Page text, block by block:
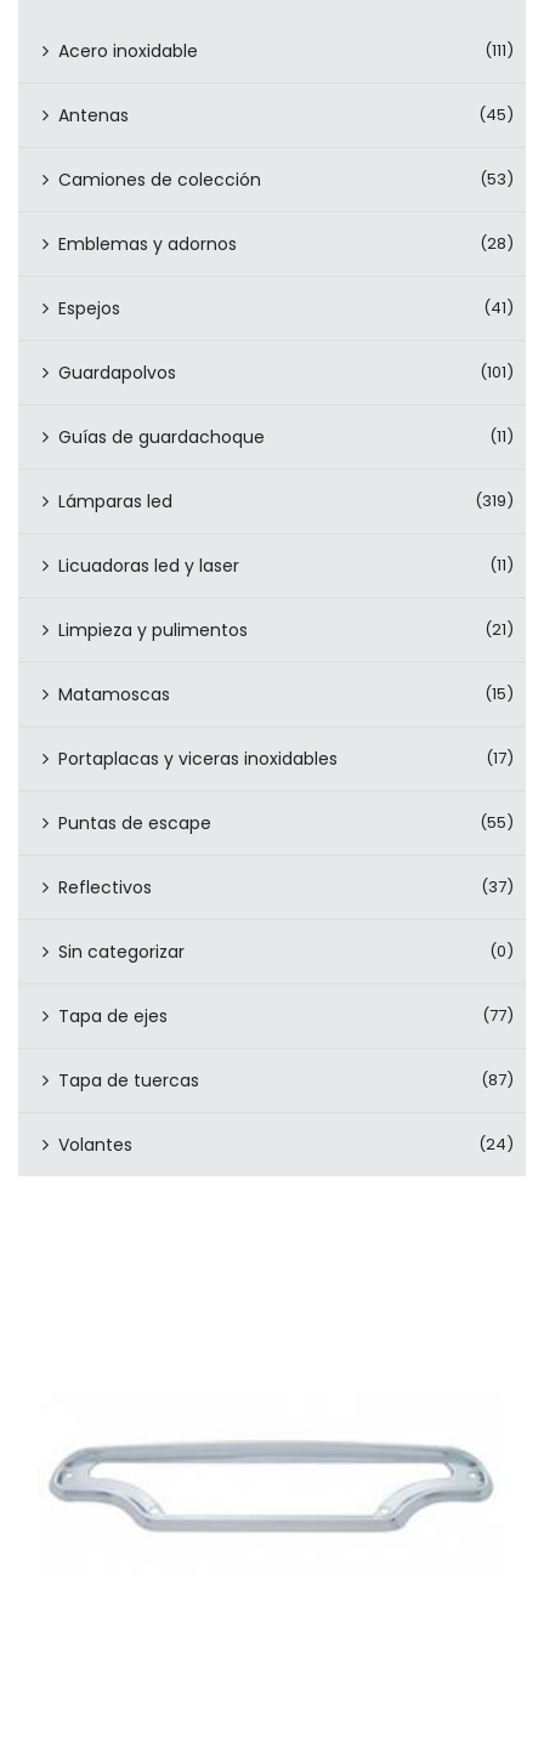
Acero inoxidable (111)
Antenas (45)
Camiones de colección (53)
Emblemas y adornos (28)
Espejos (41)
Guardapolvos (101)
Guías de guardachoque (11)
Lámparas led (319)
Licuadoras led y laser (11)
Limpieza y pulimentos (21)
Matamoscas (15)
Portaplacas y viceras inoxidables (17)
Puntas de escape (55)
Reflectivos (37)
Sin categorizar (0)
Tapa de ejes (77)
Tapa de tuercas (87)
Volantes (24)